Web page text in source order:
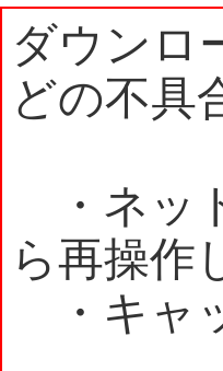
ダウンロ
どの不具
・ネッ
ら再操作
・キャ